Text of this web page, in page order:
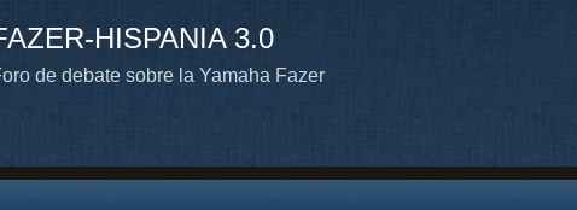
HISPANIA 3.0
de debate sobre la Yamaha Fazer